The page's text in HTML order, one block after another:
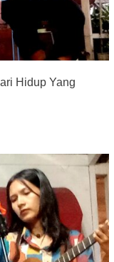
Hidup Yang